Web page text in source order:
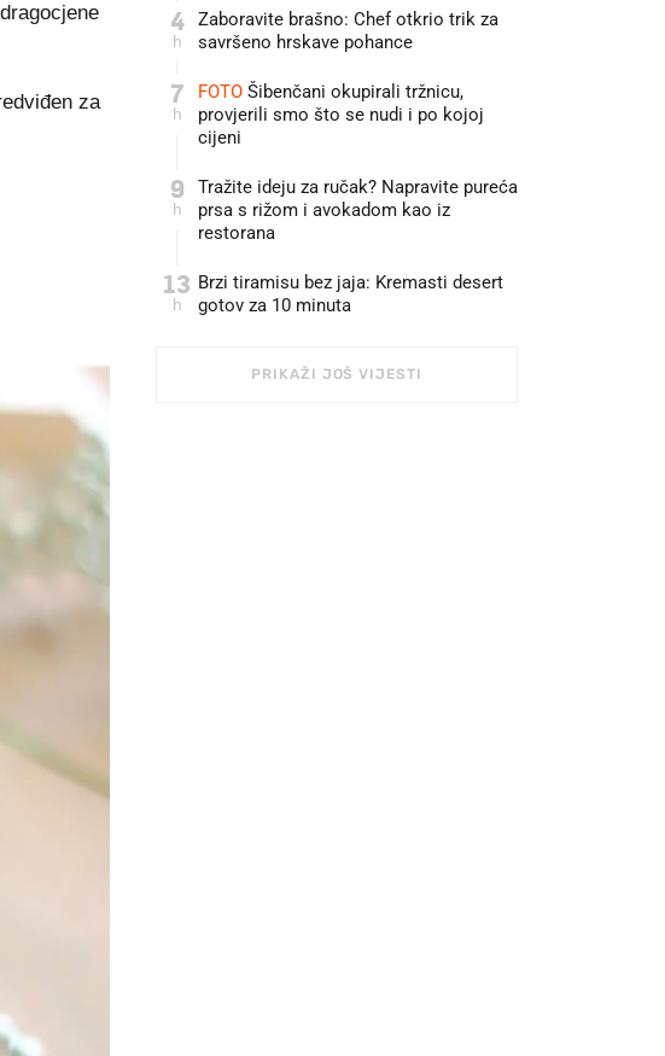
za
4
h
Zaboravite brašno: Chef otkrio trik za
savršeno hrskave pohance
7
h
FOTO Šibenčani okupirali tržnicu,
provjerili smo što se nudi i po kojoj
cijeni
9
h
Tražite ideju za ručak? Napravite pureća
prsa s rižom i avokadom kao iz
restorana
13
h
Brzi tiramisu bez jaja: Kremasti desert
gotov za 10 minuta
PRIKAŽI JOŠ VIJESTI